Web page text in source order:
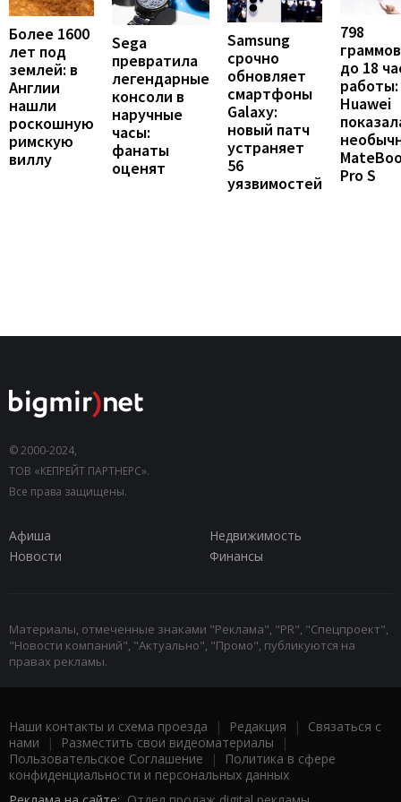
Более 1600
лет под
землей: в
Англии
нашли
роскошную
римскую
виллу
Sega
превратила
легендарные
консоли в
наручные
часы:
фанаты
оценят
Samsung
срочно
обновляет
смартфоны
Galaxy:
новый патч
устраняет
56
уязвимостей
798
до 18
работы:
Huawei
Pro S
© 2000-2024,
ТОВ «КЕПРЕЙТ ПАРТНЕРС».
Все права защищены.
Афиша
Недвижимость
Новости
Финансы
Материалы, отмеченные знаками "Реклама", "PR", "Спецпроект",
"Новости компаний", "Актуально", "Промо", публикуются на
правах рекламы.
Наши контакты и схема проезда | Редакция | Связаться с
нами | Разместить свои видеоматериалы |
Пользовательское Соглашение |
Политика в сфере
конфиденциальности и персональных данных